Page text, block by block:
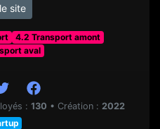
site
4.2 Transport amont
aval
: 130 • Création : 2022